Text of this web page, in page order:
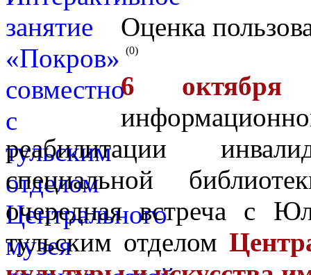
Оценка
(0)
6 октября
реабилитации
специальной
очередная встреча с
тульским отделом